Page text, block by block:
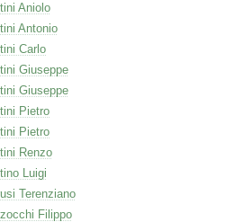
Aniolo
Antonio
Carlo
Giuseppe
Giuseppe
Pietro
Pietro
Renzo
Luigi
Terenziano
Filippo